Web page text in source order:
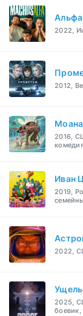
2022,
2012,
Моана
2016,
Иван
2019,
2022,
2025,